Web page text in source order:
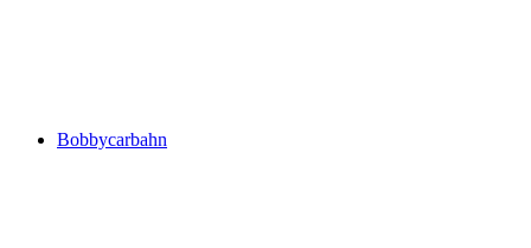
Bobbycarbahn